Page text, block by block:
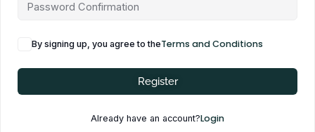
By signing up, you agree to theTerms and Conditions
Register
Already have an account?Login